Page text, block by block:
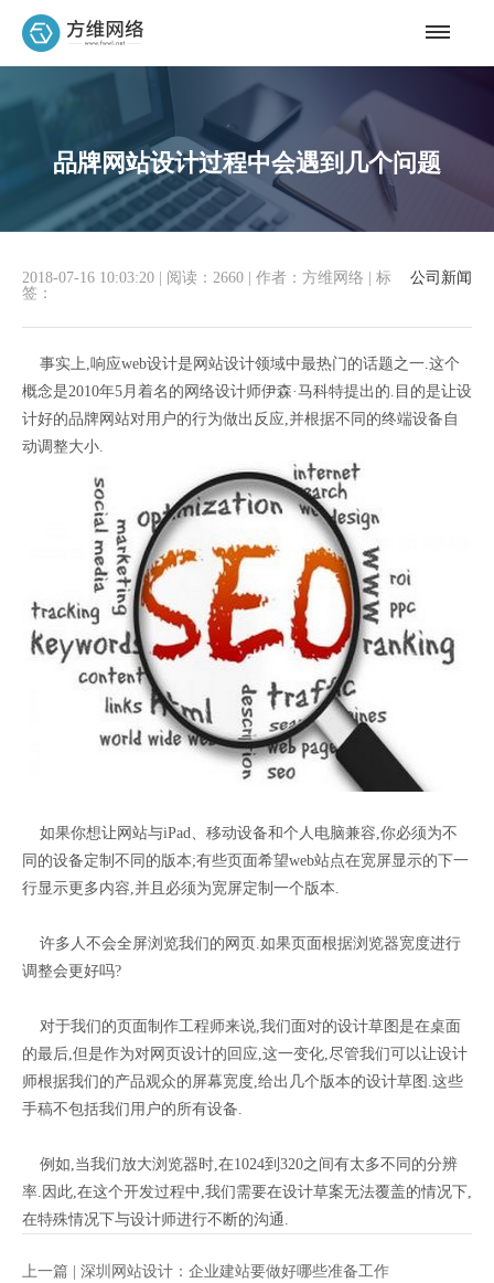
品牌网站设计过程中会遇到几个问题
公司新闻
2018-07-16 10:03:20 阅读：2660 作者：方维网络
标
签：
事实上,响应web设计是网站设计领域中最热门的话题之一.这个
概念是2010年5月着名的网络设计师伊森·马科特提出的.目的是让设
计好的品牌网站对用户的行为做出反应,并根据不同的终端设备自
动调整大小.
如果你想让网站与iPad、移动设备和个人电脑兼容,你必须为不
同的设备定制不同的版本;有些页面希望web站点在宽屏显示的下一
行显示更多内容,并且必须为宽屏定制一个版本.
许多人不会全屏浏览我们的网页.如果页面根据浏览器宽度进行
调整会更好吗?
对于我们的页面制作工程师来说,我们面对的设计草图是在桌面
的最后,但是作为对网页设计的回应,这一变化,尽管我们可以让设计
师根据我们的产品观众的屏幕宽度,给出几个版本的设计草图.这些
手稿不包括我们用户的所有设备.
例如,当我们放大浏览器时,在1024到320之间有太多不同的分辨
率.因此,在这个开发过程中,我们需要在设计草案无法覆盖的情况下,
在特殊情况下与设计师进行不断的沟通.
上一篇 | 深圳网站设计：企业建站要做好哪些准备工作